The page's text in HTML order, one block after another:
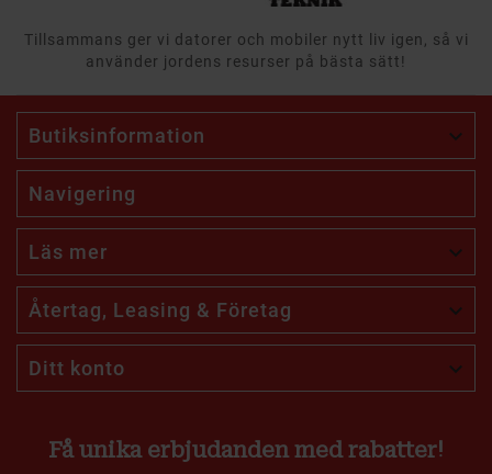
Tillsammans ger vi datorer och mobiler nytt liv igen, så vi
använder jordens resurser på bästa sätt!
Butiksinformation 
Navigering
Läs mer 
Återtag, Leasing & Företag 
Ditt konto 
Få unika erbjudanden med rabatter!